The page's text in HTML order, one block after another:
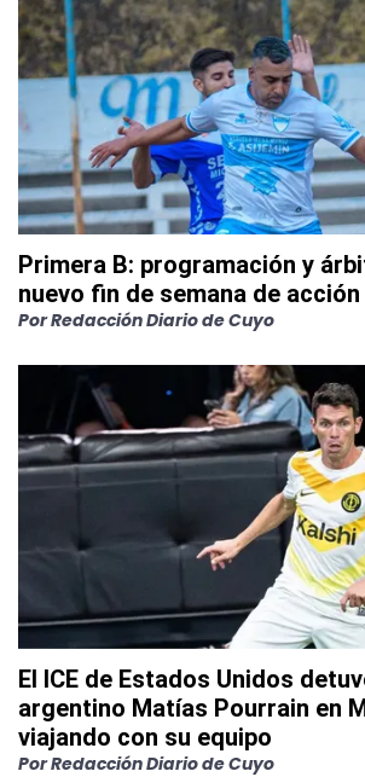
Primera B: programación y
nuevo fin de semana de acción
PorRedacción Diario de Cuyo
El ICE de Estados Unidos
argentino Matías Pourrain en
viajando con su equipo
PorRedacción Diario de Cuyo